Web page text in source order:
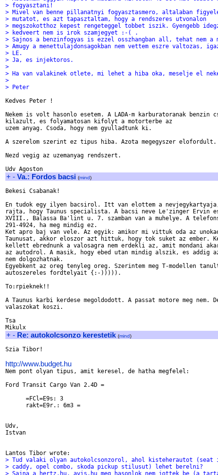
> fogyasztani!
> Mivel van benne pillanatnyi fogyasztasmero, altalaban
> mutatot, es azt tapasztaltam, hogy a rendszeres utvonalon
> megszokotthoz kepest rengeteggel tobbet iszik. Gyengebb
> kedveert nem is irok szamjegyet :-( .
> Sajnos a benzinfogyas is ezzel osszhangban all, tehat nem a
> Amugy a menettulajdonsagokban nem vettem eszre valtozas,
> LE.
> Ja, es injektoros.
>
> Ha van valakinek otlete, mi lehet a hiba oka, meselje el
>
> Peter
Kedves Peter !
Nekem is volt hasonlo esetem. A LADA-m karburatoranak benzin
kilazult, es folyamatosan kifolyt a motorterbe az
uzem anyag. Csoda, hogy nem gyulladtunk ki.
A szerelom szerint ez tipus hiba. Azota megegyszer elofordult.
Nezd vegig az uzemanyag rendszert.
+ - Va.: Fordos bacsi (mind)
Bekesi Csabanak!
En tudok egy ilyen bacsirol. Itt van elottem a
rajta, hogy Taunus specialista. A bacsi neve Le'zinger Ervin
XVIII., Balassa Ba'lint u. 7. szamban van a muhelye. A
291-4924, ha meg mindig ez.
Ket apro baj van vele. Az egyik: amikor mi vittuk oda az
Taunusat, akkor eloszor azt hittuk, hogy tok suket az ember.
kellett ebrednunk a valosagra nem erdekli az, amit mondani
az autodrol. A masik, hogy ebed utan mindig alszik, es addig
nem dolgozhatnak.
Egyebkent az oreg tenyleg oreg. Szerintem meg T-modellen
autoszereles fordtelyait {:-))))).
To:rpieknek!!
A Taunus karbi kerdese megoldodott. A passat motore meg nem.
valaszokat koszi.
Tsa
+ - Re: autokolcsonzo kerestetik (mind)
Szia Tibor!
http://www.budget.hu
Nem pont olyan tipus, amit keresel, de hatha megfelel:
Ford Transit Cargo Van 2.4D =
      =FCl=E9s: 3
      rakt=E9r.: 6m3 =
Udv,
Istvan
> Tud valaki olyan autokolcsonzorol, ahol kisteherautot (seat
> caddy, opel combo, skoda pickup stilusut) lehet berelni?
> Sajna a hertz.hu, avis.hu meg hasonlok nem jottek be (a